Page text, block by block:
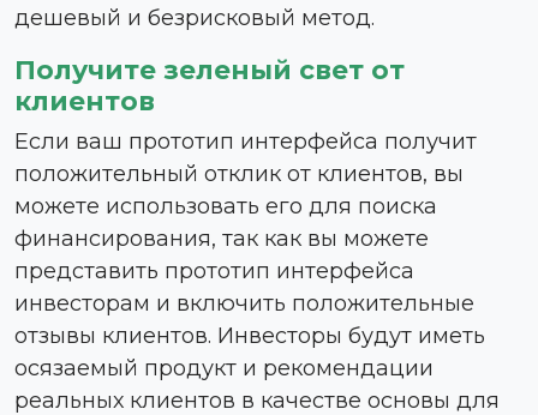
дешевый и безрисковый метод.
Получите зеленый свет от
клиентов
Если ваш прототип интерфейса получит
положительный отклик от клиентов, вы
можете использовать его для поиска
финансирования, так как вы можете
представить прототип интерфейса
инвесторам и включить положительные
отзывы клиентов. Инвесторы будут иметь
осязаемый продукт и рекомендации
реальных клиентов в качестве основы для